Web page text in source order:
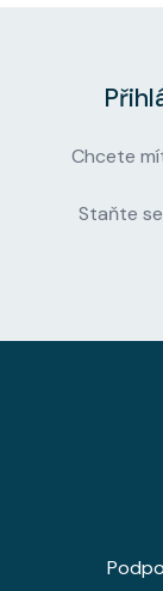
Chcete
Staňte